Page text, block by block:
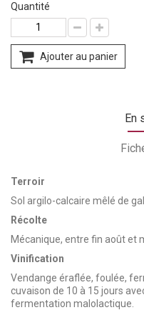
Quantité
Ajouter au panier
En
Terroir
Sol argilo-calcaire mêlé de
Récolte
Mécanique, entre fin août et
Vinification
Vendange éraflée, foulée,
cuvaison de 10 à 15 jours
fermentation malolactique.